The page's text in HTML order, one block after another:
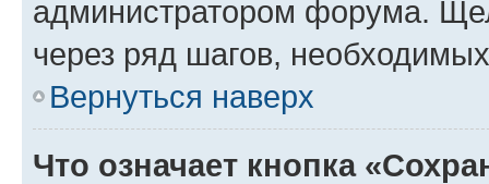
администратором форума.
через ряд шагов,
Вернуться наверх
Что означает кнопка